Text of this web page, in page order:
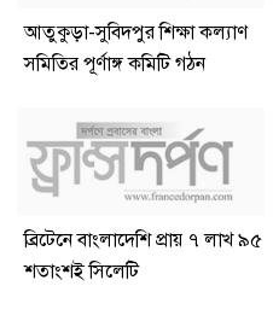
আতুকুড়া-সুবিদপুর শিক্ষা কল্যাণ
সমিতির পূর্ণাঙ্গ কমিটি গঠন
ব্রিটেনে বাংলাদেশি প্রায় ৭ লাখ ৯৫
শতাংশই সিলেটি